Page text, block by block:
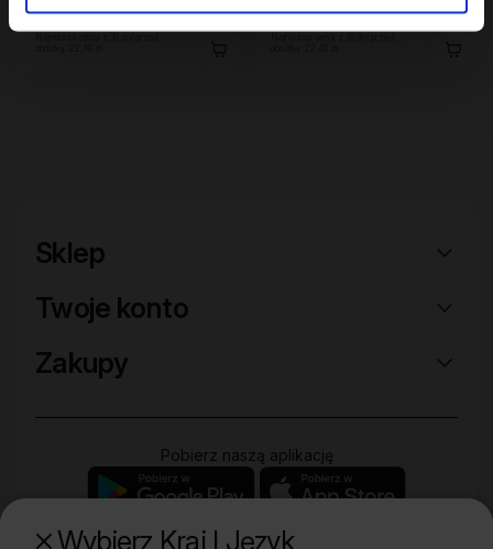
Wybierz Kraj I Język
22,49 zł 22,49 zł
Sklep
Twoje konto
Zakupy
Pobierz naszą aplikację